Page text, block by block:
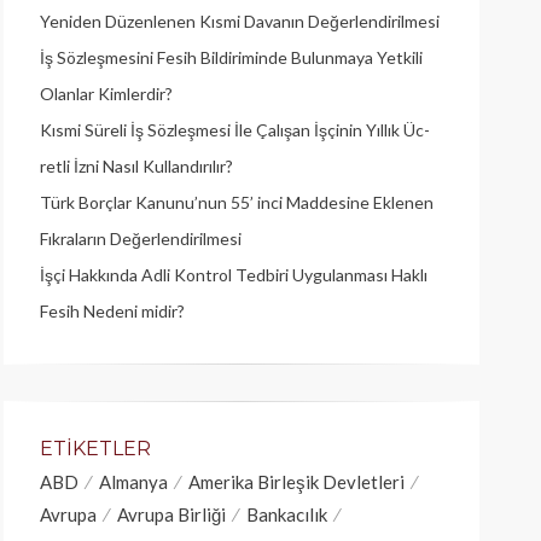
Yeniden Düzenlenen Kısmi Davanın Değerlendirilmesi
İş Sözleşmesini Fesih Bildiriminde Bulunmaya Yetkili
Olanlar Kimlerdir?
Kısmi Süreli İş Sözleşmesi İle Çalışan İşçinin Yıllık Üc­
retli İzni Nasıl Kullandırılır?
Türk Borçlar Kanunu’nun 55’ inci Maddesine Eklenen
Fıkraların Değerlendirilmesi
İşçi Hakkında Adli Kontrol Tedbiri Uygulanması Haklı
Fesih Nedeni midir?
ETIKETLER
ABD Almanya
Amerika Birleşik Devletleri
Avrupa
Avrupa Birliği
Bankacılık